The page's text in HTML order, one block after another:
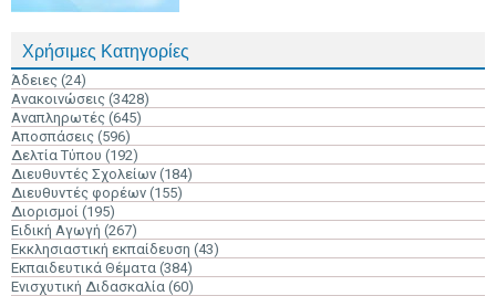
Χρήσιμες Κατηγορίες
Άδειες (24)
Ανακοινώσεις (3428)
Αναπληρωτές (645)
Αποσπάσεις (596)
Δελτία Τύπου (192)
Διευθυντές Σχολείων (184)
Διευθυντές φορέων (155)
Διορισμοί (195)
Ειδική Αγωγή (267)
Εκκλησιαστική εκπαίδευση (43)
Εκπαιδευτικά Θέματα (384)
Ενισχυτική Διδασκαλία (60)